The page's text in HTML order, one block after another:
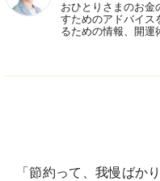
おひとりさまのお金
すためのアドバイス
るための情報、開運
「節約って、我慢ばか